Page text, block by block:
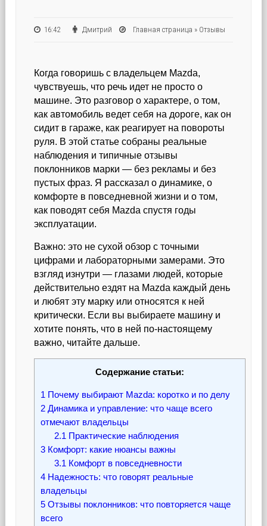
16:42 Дмитрий Главная страница » Отзывы
Когда говоришь с владельцем Mazda,
чувствуешь, что речь идет не просто о
машине. Это разговор о характере, о том,
как автомобиль ведет себя на дороге, как он
сидит в гараже, как реагирует на повороты
руля. В этой статье собраны реальные
наблюдения и типичные отзывы
поклонников марки — без рекламы и без
пустых фраз. Я рассказал о динамике, о
комфорте в повседневной жизни и о том,
как поводят себя Mazda спустя годы
эксплуатации.
Важно: это не сухой обзор с точными
цифрами и лабораторными замерами. Это
взгляд изнутри — глазами людей, которые
действительно ездят на Mazda каждый день
и любят эту марку или относятся к ней
критически. Если вы выбираете машину и
хотите понять, что в ней по-настоящему
важно, читайте дальше.
Содержание статьи:
1 Почему выбирают Mazda: коротко и по делу
2 Динамика и управление: что чаще всего
отмечают владельцы
2.1 Практические наблюдения
3 Комфорт: какие нюансы важны
3.1 Комфорт в повседневности
4 Надежность: что говорят реальные
владельцы
5 Отзывы поклонников: что повторяется чаще
всего